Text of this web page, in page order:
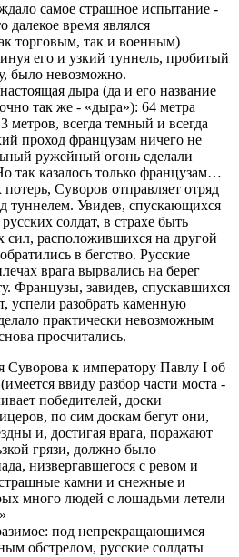
самое страшное испытание -
далекое время являлся
торговым, так и военным)
его и узкий туннель, пробитый
было невозможно.
дыра (да и его название
так же - «дыра»): 64 метра
всегда темный и всегда
проход французам ничего не
ружейный огонь сделали
так казалось только французам…
Суворов отправляет отряд
туннелем. Увидев, спускающихся
солдат, в страхе быть
сил, расположившихся на другой
в бегство. Русские
врага вырвались на берег
Французы, завидев, спускавшихся
успели разобрать каменную
практически невозможным
просчитались.
Суворова к императору Павлу I об
ввиду разбор части моста -
победителей, доски
по сим доскам бегут они,
и, достигая врага, поражают
грязи, должно было
низвергавшегося с ревом и
камни и снежные и
много людей с лошадьми летели
под непрекращающимся
обстрелом, русские солдаты